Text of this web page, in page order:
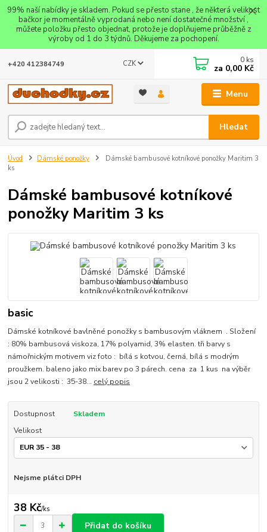
99% naší nabídky je skladem. Pokud se přesto stane , že některá velikost
bačkor je momentálně vyprodaná nebo není dostatečné množství ,
můžete položku přesto objednat, protože je doplňujeme průběžně z
výroby od 1 do 3 týdnů. Děkujeme za pochopení.
Menu
CZK
Hledat
+420 412384749 0 ks
za 0,00 Kč
Úvod Dámské ponožky
Dámské bambusové kotníkové ponožky Maritim 3
ks
Dámské bambusové kotníkové
ponožky Maritim 3 ks
basic
Dámské kotníkové bavlněné ponožky s bambusovým vláknem . Složení
: 80% bambusová viskoza, 17% polyamid, 3% elasten. tři barvy s
námořnickým motivem viz foto : bílá s kotvou, černá, bílá s modrým
proužkem. baleno jako mix barev po 3 párech. cena za 1 kus na výběr
jsou 2 velikosti : 35-38... celý popis
Dostupnost
Skladem
Velikost
Nejsme plátci DPH
38 Kč/ks
Přidat do košíku